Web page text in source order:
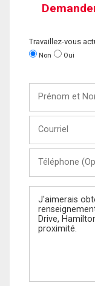
Travaillez-vous
Non Oui
Nom
(Optionnel)
Message